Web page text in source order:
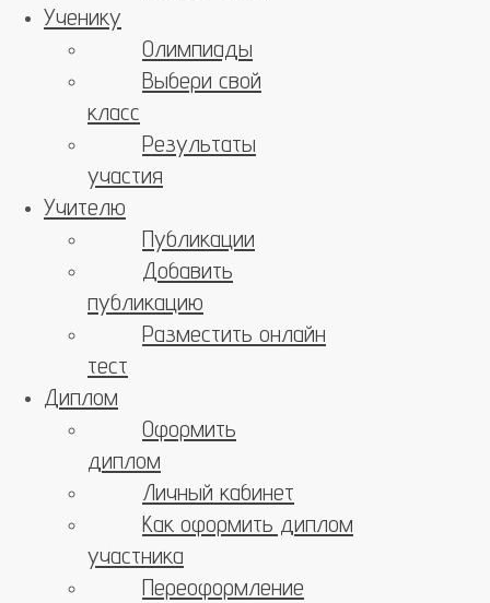
Ученику
Олимпиады
Выбери свой
класс
Результаты
участия
Учителю
Публикации
Добавить
публикацию
Разместить онлайн
тест
Диплом
Оформить
диплом
Личный кабинет
Как оформить диплом
участника
Переоформление